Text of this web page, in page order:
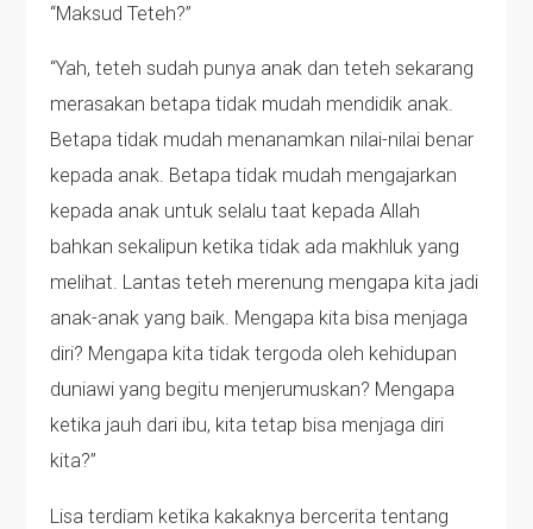
“Maksud Teteh?”
“Yah, teteh sudah punya anak dan teteh sekarang
merasakan betapa tidak mudah mendidik anak.
Betapa tidak mudah menanamkan nilai-nilai benar
kepada anak. Betapa tidak mudah mengajarkan
kepada anak untuk selalu taat kepada Allah
bahkan sekalipun ketika tidak ada makhluk yang
melihat. Lantas teteh merenung mengapa kita jadi
anak-anak yang baik. Mengapa kita bisa menjaga
diri? Mengapa kita tidak tergoda oleh kehidupan
duniawi yang begitu menjerumuskan? Mengapa
ketika jauh dari ibu, kita tetap bisa menjaga diri
kita?”
Lisa terdiam ketika kakaknya bercerita tentang